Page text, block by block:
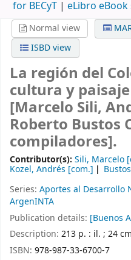
for BECyT | eLibro
Normal view
ISBD view
La región del
cultura y
[Marcelo Sili,
Roberto Bustos
compiladores].
Contributor(s): Sili, Marcelo
Kozel, Andrés [com.]
Series: Aportes al Desarrollo
ArgenINTA
Publication details: [Buenos
Description: 213 p. : il. ; 24 cm
ISBN: 978-987-33-6700-7